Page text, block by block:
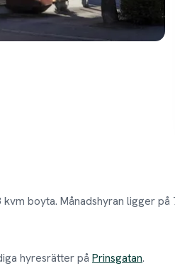
boyta. Månadshyran ligger på
hyresrätter på Prinsgatan.